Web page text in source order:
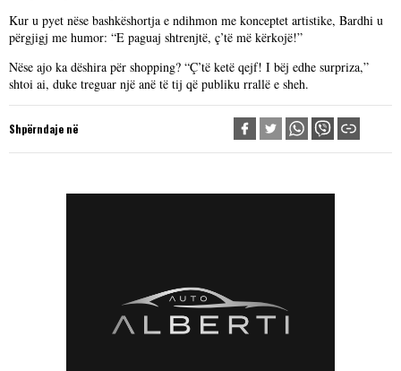
Kur u pyet nëse bashkëshortja e ndihmon me konceptet artistike, Bardhi u
përgjigj me humor: “E paguaj shtrenjtë, ç’të më kërkojë!”
Nëse ajo ka dëshira për shopping? “Ç’të ketë qejf! I bëj edhe surpriza,”
shtoi ai, duke treguar një anë të tij që publiku rrallë e sheh.
Shpërndaje në